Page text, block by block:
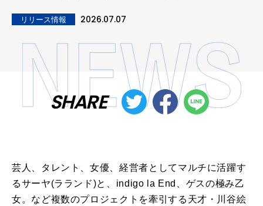
リリース情報 2026.07.07
SHARE
芸人、タレント、女優、経営者としてマルチに活躍す
るサーヤ(ラランド)と、indigo la End、ゲスの極み乙
女。など複数のプロジェクトを牽引する天才・川谷絵